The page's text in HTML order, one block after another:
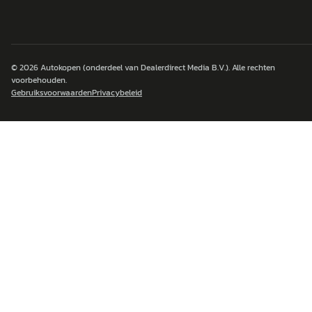
© 2026Autokopen(onderdeel van Dealerdirect Media B.V.). Alle rechten
voorbehouden.
GebruiksvoorwaardenPrivacybeleid